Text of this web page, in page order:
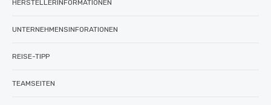
HERSTELLERINFORMATIONEN
UNTERNEHMENSINFORATIONEN
REISE-TIPP
TEAMSEITEN